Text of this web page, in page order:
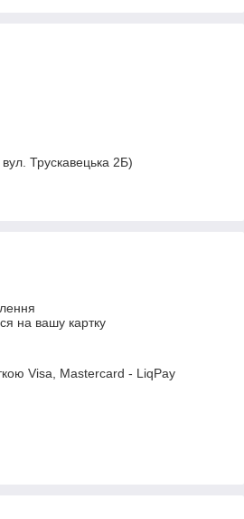
Трускавецька 2Б)
на вашу картку
Visa, Mastercard - LiqPay